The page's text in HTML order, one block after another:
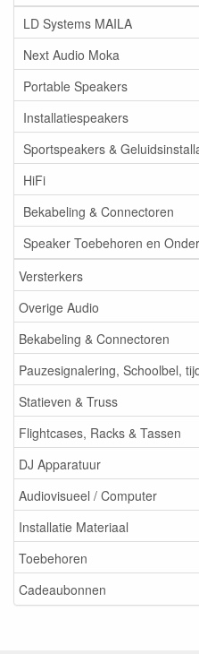
LD Systems MAILA
Next Audio Moka
Portable Speakers
Installatiespeakers
Sportspeakers &
HiFi
Bekabeling & Connectoren
Speaker Toebehoren en
Versterkers
Overige Audio
Bekabeling & Connectoren
Pauzesignalering, Schoolbel,
Statieven & Truss
Flightcases, Racks & Tassen
DJ Apparatuur
Audiovisueel / Computer
Installatie Materiaal
Toebehoren
Cadeaubonnen